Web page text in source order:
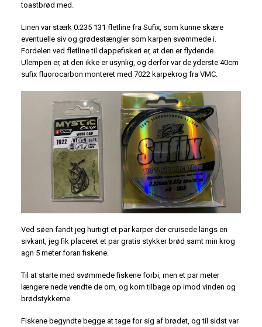
toastbrød med.
Linen var stærk 0.235 131 fletline fra Sufix, som kunne skære
eventuelle siv og grødestængler som karpen svømmede i.
Fordelen ved fletline til dappefiskeri er, at den er flydende.
Ulempen er, at den ikke er usynlig, og derfor var de yderste 40cm
sufix fluorocarbon monteret med 7022 karpekrog fra VMC.
Ved søen fandt jeg hurtigt et par karper der cruisede langs en
sivkant, jeg fik placeret et par gratis stykker brød samt min krog
agn 5 meter foran fiskene.
Til at starte med svømmede fiskene forbi, men et par meter
længere nede vendte de om, og kom tilbage op imod vinden og
brødstykkerne.
Fiskene begyndte begge at tage for sig af brødet, og til sidst var